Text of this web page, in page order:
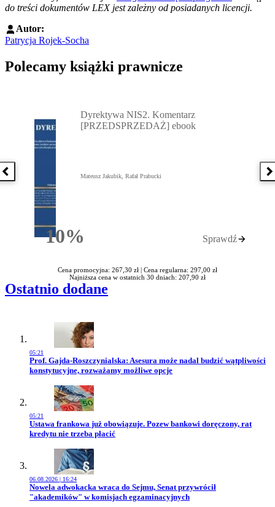
do treści dokumentów LEX jest zależny od posiadanych licencji.
Autor:
Patrycja Rojek-Socha
Polecamy książki prawnicze
Poprzednia książka
10%Rabatu
Dyrektywa NIS2. Komentarz
[PRZEDSPRZEDAŻ] ebook
Mateusz Jakubik, Rafał Prabucki
Sprawdź
Cena promocyjna: 267,30 zł | Cena regularna: 297,00 zł
Najniższa cena w ostatnich 30 dniach: 207,90 zł
Ostatnio dodane
05:21
Przejdź do artykułu:
Prof. Gajda-Roszczynialska: Asesura może nadal budzić wątpliwości
konstytucyjne, rozważamy możliwe opcje
05:21
Przejdź do artykułu:
Ustawa frankowa już obowiązuje. Pozew bankowi doręczony, rat
kredytu nie trzeba płacić
06.08.2026 | 16:24
Przejdź do artykułu:
Nowela adwokacka wraca do Sejmu, Senat przywrócił
"akademików" w komisjach egzaminacyjnych